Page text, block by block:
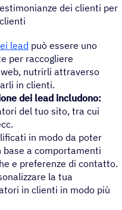
dei clienti per
lead può essere uno
per raccogliere
nutrirli attraverso
in clienti.
dei lead includono:
del tuo sito, tra cui
in modo da poter
a comportamenti
e preferenze di contatto.
la tua
in clienti in modo più